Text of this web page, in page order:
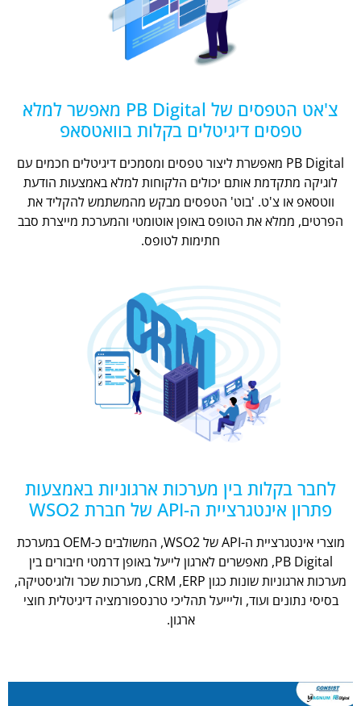
צ'אט הטפסים של PB Digital מאפשר למלא
טפסים דיגיטלים בקלות בוואטסאפ
PB Digital מאפשרת ליצור טפסים ומסמכים דיגיטלים חכמים עם
לוגיקה מתקדמת אותם יכולים הלקוחות למלא באמצעות הודעת
ווטסאפ או צ'ט. 'בוט' הטפסים מבקש מהמשתמש להקליד את
הפרטים, ממלא את הטופס באופן אוטומטי והמערכת מייצרת סבב
חתימות לטופס.
לחבר בקלות בין מערכות ארגוניות באמצעות
פתרון אינטגרציית ה-API של חברת WSO2
מוצרי אינטגרציית ה-API של WSO2, המשולבים כ-OEM במערכת
PB Digital, מאפשרים לארגון לייעל באופן דרמטי חיבורים בין
מערכות ארגוניות שונות כגון CRM ,ERP, מערכות שכר ולוגיסטיקה,
בסיסי נתונים ועוד, וליייעל תהליכי טרנספורמציה דיגיטלית חוצי
ארגון.